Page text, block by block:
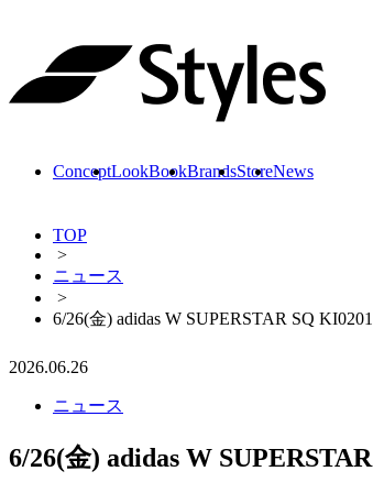
content
ConceptLookBookBrandsStoreNews
TOP
>
ニュース
>
6/26(金) adidas W SUPERSTAR SQ
2026.06.26
ニュース
6/26(金) adidas W